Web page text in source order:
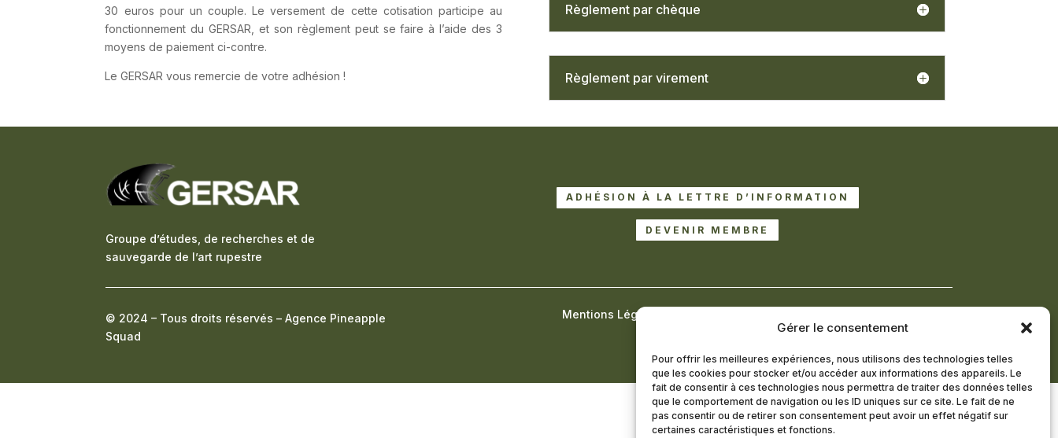
Gérer le consentement
Pour offrir les meilleures expériences, nous utilisons des technologies telles
que les cookies pour stocker et/ou accéder aux informations des appareils. Le
fait de consentir à ces technologies nous permettra de traiter des données telles
que le comportement de navigation ou les ID uniques sur ce site. Le fait de ne
pas consentir ou de retirer son consentement peut avoir un effet négatif sur
certaines caractéristiques et fonctions.
30 euros pour un couple. Le versement de cette cotisation participe au
fonctionnement du GERSAR, et son règlement peut se faire à l’aide des 3
moyens de paiement ci-contre.
Le GERSAR vous remercie de votre adhésion !
Règlement par chèque
Règlement par virement
Groupe d’études, de recherches et de
sauvegarde de l’art rupestre
ADHÉSION À LA LETTRE D’INFORMATION
DEVENIR MEMBRE
© 2024 – Tous droits réservés –Agence Pineapple
Squad
Mentions Légales